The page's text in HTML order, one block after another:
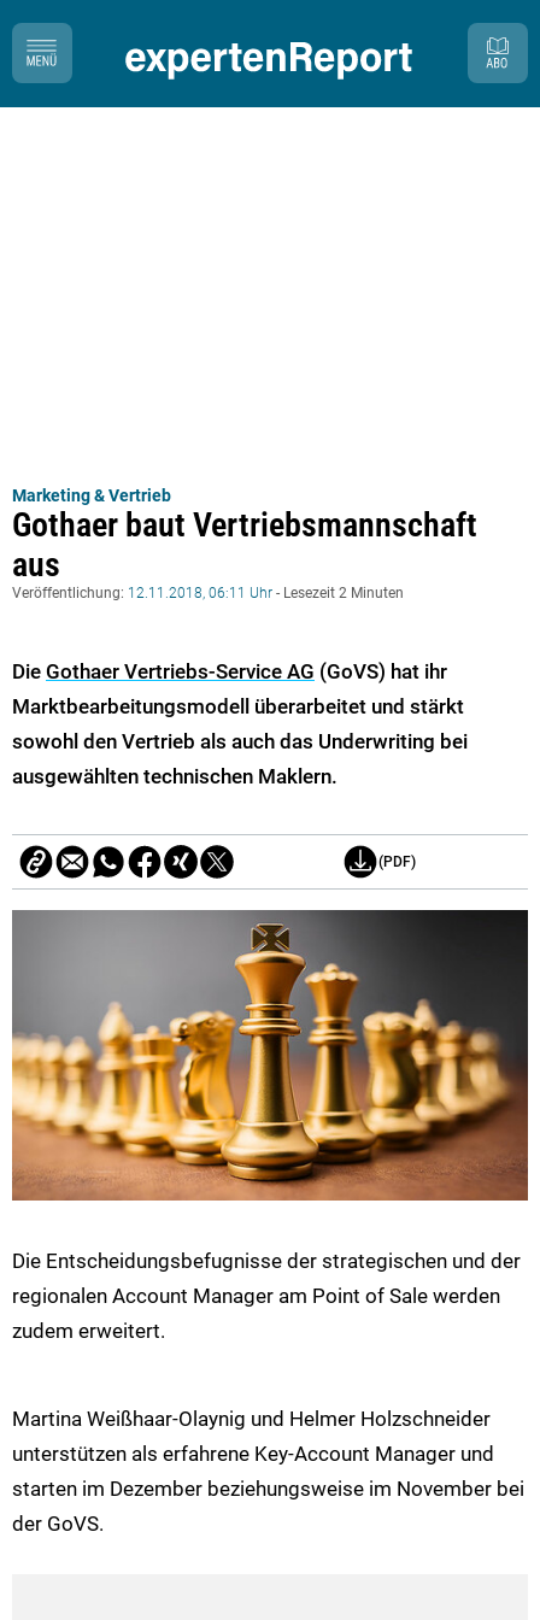
Marketing & Vertrieb
Gothaer baut Vertriebsmannschaft
aus
Veröffentlichung: 12.11.2018, 06:11 Uhr - Lesezeit 2 Minuten
Die Gothaer Vertriebs-Service AG (GoVS) hat ihr
Marktbearbeitungsmodell überarbeitet und stärkt
sowohl den Vertrieb als auch das Underwriting bei
ausgewählten technischen Maklern.
(PDF)
Die Entscheidungsbefugnisse der strategischen und der
regionalen Account Manager am Point of Sale werden
zudem erweitert.
Martina Weißhaar-Olaynig und Helmer Holzschneider
unterstützen als erfahrene Key-Account Manager und
starten im Dezember beziehungsweise im November bei
der GoVS.